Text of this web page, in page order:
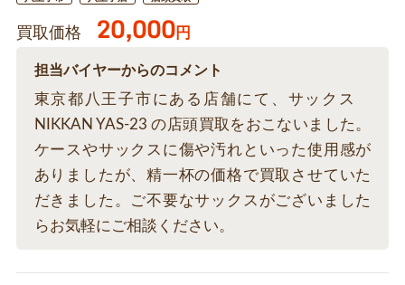
買取価格 20,000円
担当バイヤーからのコメント
東京都八王子市にある店舗にて、サックス
NIKKAN YAS-23 の店頭買取をおこないました。
ケースやサックスに傷や汚れといった使用感が
ありましたが、精一杯の価格で買取させていた
だきました。ご不要なサックスがございました
らお気軽にご相談ください。